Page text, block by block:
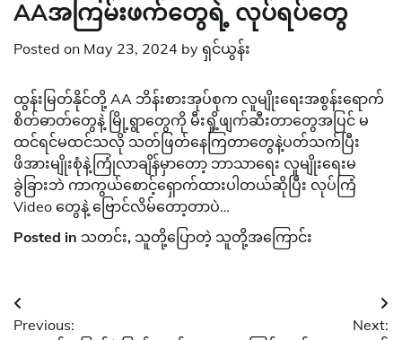
AAအကြမ်းဖက်တွေရဲ့ လုပ်ရပ်တွေ
Posted on May 23, 2024 by ရှင်ယွန်း
ထွန်းမြတ်နိုင်တို့ AA ဘိန်းစားအုပ်စုက လူမျိုးရေးအစွန်းရောက်
စိတ်ဓာတ်တွေနဲ့ မြို့ရွာတွေကို မီးရှို့ဖျက်ဆီးတာတွေအပြင် မ
ထင်ရင်မထင်သလို သတ်ဖြတ်နေကြတာတွေနဲ့ပတ်သက်ပြီး
ဖိအားမျိုးစုံနဲ့ကြုံလာချိန်မှာတော့ ဘာသာရေး လူမျိုးရေးမ
ခွဲခြားဘဲ ကာကွယ်စောင့်ရှောက်ထားပါတယ်ဆိုပြီး လုပ်ကြံ
Video တွေနဲ့ ဗြောင်လိမ်တော့တာပဲ…
Posted in သတင်း, သူတို့ပြောတဲ့ သူတို့အကြောင်း
Post
Previous:
Next: